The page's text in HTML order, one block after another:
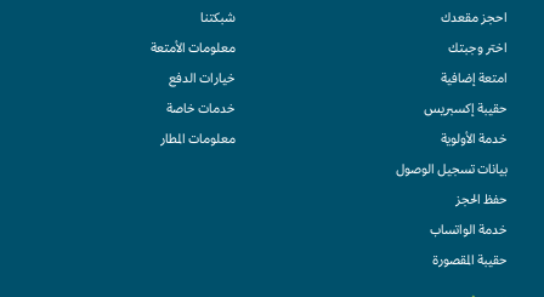
احجز مقعدك
اختر وجبتك
امتعة إضافية
حقيبة إكسبريس
خدمة الأولوية
بيانات تسجيل الوصول
حفظ الحجز
خدمة الواتساب
حقيبة المقصورة
شبكتنا
معلومات الأمتعة
خيارات الدفع
خدمات خاصة
معلومات المطار